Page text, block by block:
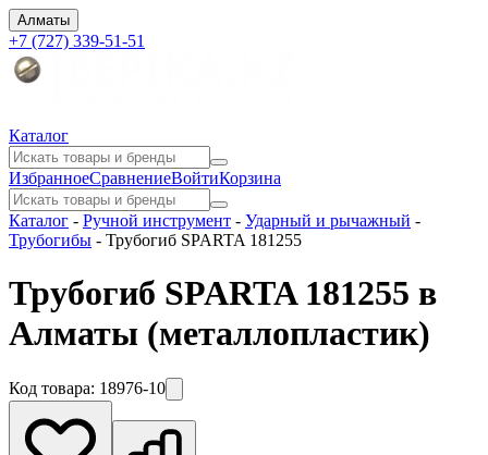
Алматы
+7 (727) 339-51-51
Каталог
ИзбранноеСравнениеВойтиКорзина
Каталог - Ручной инструмент - Ударный и рычажный -
Трубогибы - Трубогиб SPARTA 181255
Трубогиб SPARTA 181255 в
Алматы (металлопластик)
Код товара: 18976-10